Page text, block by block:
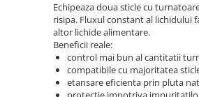
Echipeaza doua sticle cu
risipa. Fluxul constant al lichidului
altor lichide alimentare.
Beneficii reale:
control mai bun al cantitatii
compatibile cu majoritatea
etansare eficienta prin pluta